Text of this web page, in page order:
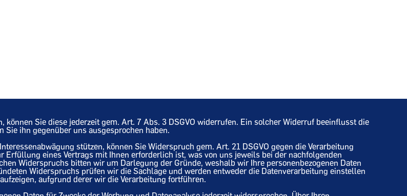
Sie diese jederzeit gem. Art. 7 Abs. 3 DSGVO widerrufen. Ein solcher Widerruf beeinflusst die
Sie ihn gegenüber uns ausgesprochen haben.
stützen, können Sie Widerspruch gem. Art. 21 DSGVO gegen die Verarbeitung
eines Vertrags mit Ihnen erforderlich ist, was von uns jeweils bei der nachfolgenden
Widerspruchs bitten wir um Darlegung der Gründe, weshalb wir Ihre personenbezogenen Daten
Widerspruchs prüfen wir die Sachlage und werden entweder die Datenverarbeitung einstellen
aufgrund derer wir die Verarbeitung fortführen.